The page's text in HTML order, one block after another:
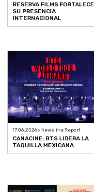
RESERVA FILMS FORTALECE
SU PRESENCIA
INTERNACIONAL
17.06.2026 > Newsline Report
CANACINE: BTS LIDERA LA
TAQUILLA MEXICANA